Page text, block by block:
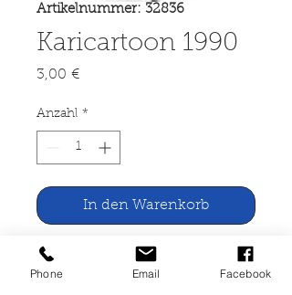
Artikelnummer: 32836
Karicartoon 1990
3,00 €Preis
Anzahl *
In den Warenkorb
Karicartoon 1990
Phone Email Facebook